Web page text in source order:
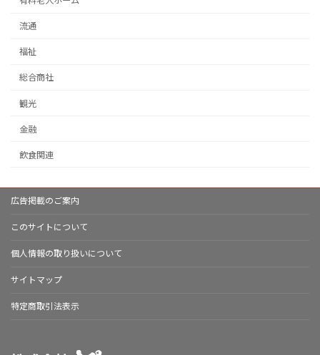
流通
福祉
総合商社
観光
金融
飲食関連
広告掲載のご案内
このサイトについて
個人情報の取り扱いについて
サイトマップ
特定商取引法表示